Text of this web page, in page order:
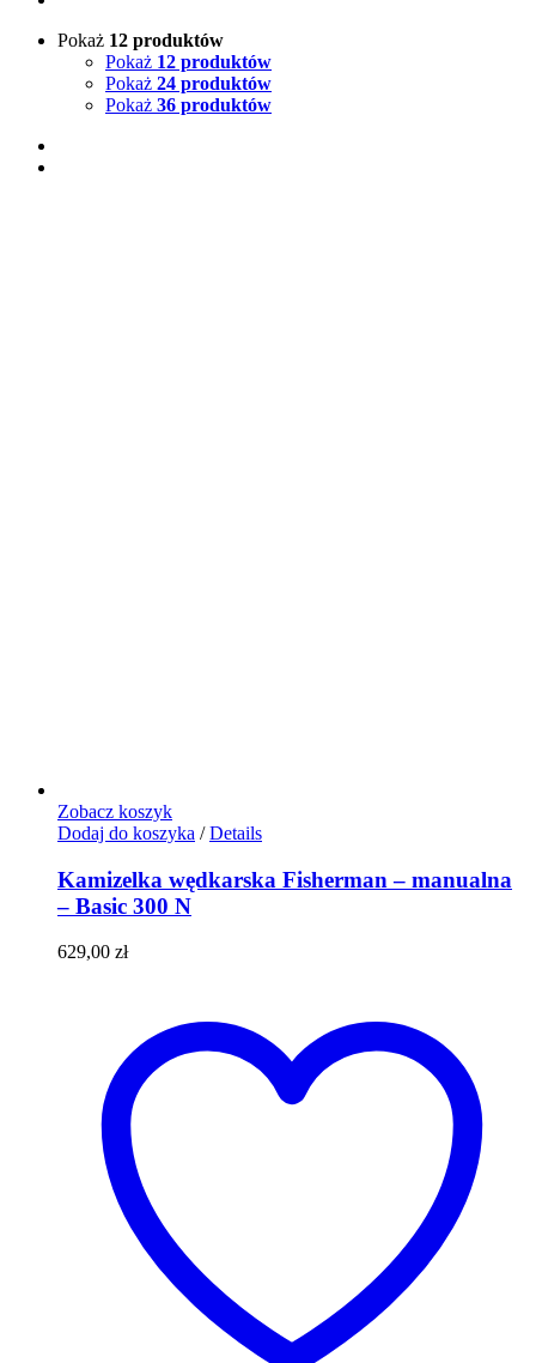
Pokaż 12 produktów
Pokaż 12 produktów
Pokaż 24 produktów
Pokaż 36 produktów
Zobacz koszyk
Dodaj do koszyka / Details
Kamizelka wędkarska Fisherman – manualna
– Basic 300 N
629,00 zł